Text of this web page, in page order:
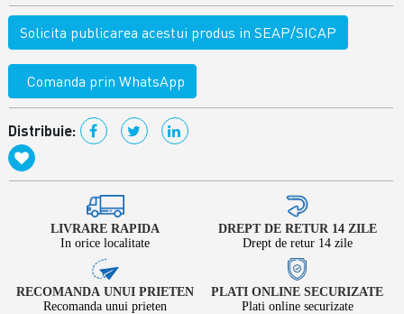
Solicita publicarea acestui produs in SEAP/SICAP
Comanda prin WhatsApp
Distribuie:
LIVRARE RAPIDA
In orice localitate
DREPT DE RETUR 14 ZILE
Drept de retur 14 zile
RECOMANDA UNUI PRIETEN
Recomanda unui prieten
PLATI ONLINE SECURIZATE
Plati online securizate